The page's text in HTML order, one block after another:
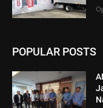
POPULAR POSTS